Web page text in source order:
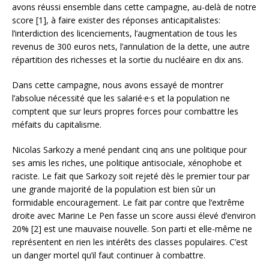
avons réussi ensemble dans cette campagne, au-delà de notre
score [1], à faire exister des réponses anticapitalistes:
l’interdiction des licenciements, l’augmentation de tous les
revenus de 300 euros nets, l’annulation de la dette, une autre
répartition des richesses et la sortie du nucléaire en dix ans.
Dans cette campagne, nous avons essayé de montrer
l’absolue nécessité que les salarié·e·s et la population ne
comptent que sur leurs propres forces pour combattre les
méfaits du capitalisme.
Nicolas Sarkozy a mené pendant cinq ans une politique pour
ses amis les riches, une politique antisociale, xénophobe et
raciste. Le fait que Sarkozy soit rejeté dès le premier tour par
une grande majorité de la population est bien sûr un
formidable encouragement. Le fait par contre que l’extrême
droite avec Marine Le Pen fasse un score aussi élevé d’environ
20% [2] est une mauvaise nouvelle. Son parti et elle-même ne
représentent en rien les intérêts des classes populaires. C’est
un danger mortel qu’il faut continuer à combattre.